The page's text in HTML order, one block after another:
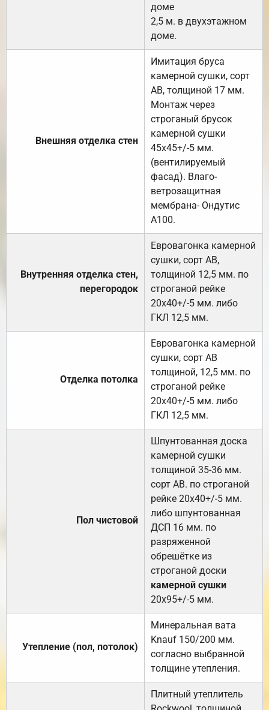
доме
2,5 м. в двухэтажном
доме.
Внешняя отделка стен
Имитация бруса
камерной сушки, сорт
АВ, толщиной 17 мм.
Монтаж через
строганый брусок
камерной сушки
45х45+/-5 мм.
(вентилируемый
фасад). Влаго-
ветрозащитная
мембрана- Ондутис
А100.
Внутренняя отделка стен,
перегородок
Евровагонка камерной
сушки, сорт АВ,
толщиной 12,5 мм. по
строганой рейке
20х40+/-5 мм. либо
ГКЛ 12,5 мм.
Отделка потолка
Евровагонка камерной
сушки, сорт АВ
толщиной, 12,5 мм. по
строганой рейке
20х40+/-5 мм. либо
ГКЛ 12,5 мм.
Пол чистовой
Шпунтованная доска
камерной сушки
толщиной 35-36 мм.
сорт АВ. по строганой
рейке 20х40+/-5 мм.
либо шпунтованная
ДСП 16 мм. по
разряженной
обрешётке из
строганой доски
камерной сушки
20х95+/-5 мм.
Утепление (пол, потолок)
Минеральная вата
Knauf 150/200 мм.
согласно выбранной
толщине утепления.
Плитный утеплитель